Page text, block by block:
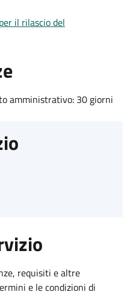
il rilascio del
amministrativo: 30 giorni
requisiti e altre
e le condizioni di